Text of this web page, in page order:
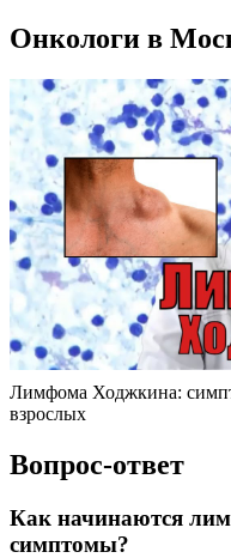
Онкологи в
Лимфома Ходжкина:
взрослых
Вопрос-ответ
Как начинаются
симптомы?